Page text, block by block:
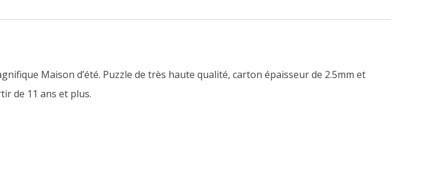
Maison d’été. Puzzle de très haute qualité, carton épaisseur de 2.5mm et
de 11 ans et plus.